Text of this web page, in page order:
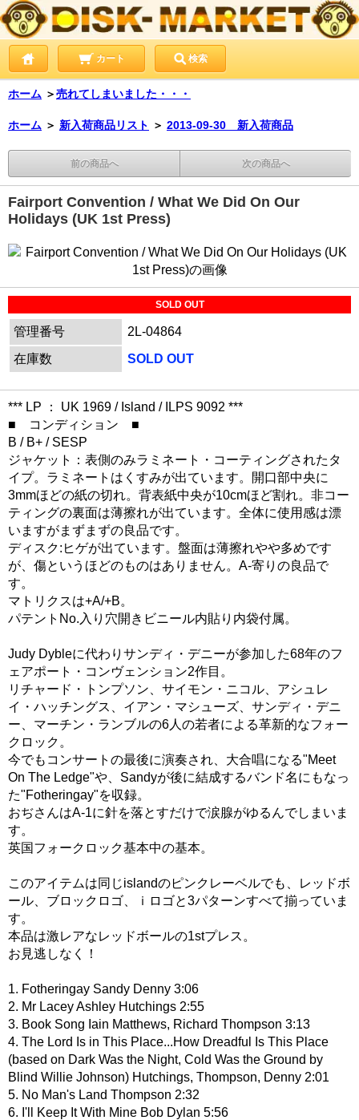
カート 検索
ホーム ＞売れてしまいました・・・
ホーム ＞ 新入荷商品リスト ＞ 2013-09-30 新入荷商品
前の商品へ 次の商品へ
Fairport Convention / What We Did On Our
Holidays (UK 1st Press)
SOLD OUT
管理番号
2L-04864
在庫数
SOLD OUT
*** LP ： UK 1969 / Island / ILPS 9092 ***
■ コンディション ■
B / B+ / SESP
ジャケット：表側のみラミネート・コーティングされたタ
イプ。ラミネートはくすみが出ています。開口部中央に
3mmほどの紙の切れ。背表紙中央が10cmほど割れ。非コー
ティングの裏面は薄擦れが出ています。全体に使用感は漂
いますがまずまずの良品です。
ディスク:ヒゲが出ています。盤面は薄擦れやや多めです
が、傷というほどのものはありません。A-寄りの良品で
す。
マトリクスは+A/+B。
パテントNo.入り穴開きビニール内貼り内袋付属。
Judy Dybleに代わりサンディ・デニーが参加した68年のフ
ェアポート・コンヴェンション2作目。
リチャード・トンプソン、サイモン・ニコル、アシュレ
イ・ハッチングス、イアン・マシューズ、サンディ・デニ
ー、マーチン・ランブルの6人の若者による革新的なフォー
クロック。
今でもコンサートの最後に演奏され、大合唱になる"Meet
On The Ledge"や、Sandyが後に結成するバンド名にもなっ
た"Fotheringay"を収録。
おぢさんはA-1に針を落とすだけで涙腺がゆるんでしまいま
す。
英国フォークロック基本中の基本。
このアイテムは同じislandのピンクレーベルでも、レッドボ
ール、ブロックロゴ、ｉロゴと3パターンすべて揃っていま
す。
本品は激レアなレッドボールの1stプレス。
お見逃しなく！
1. Fotheringay Sandy Denny 3:06
2. Mr Lacey Ashley Hutchings 2:55
3. Book Song Iain Matthews, Richard Thompson 3:13
4. The Lord Is in This Place...How Dreadful Is This Place
(based on Dark Was the Night, Cold Was the Ground by
Blind Willie Johnson) Hutchings, Thompson, Denny 2:01
5. No Man's Land Thompson 2:32
6. I'll Keep It With Mine Bob Dylan 5:56